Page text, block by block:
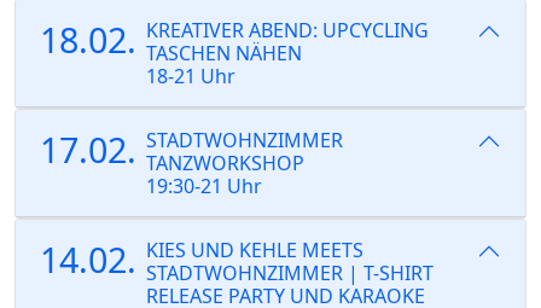
18.02. KREATIVER ABEND: UPCYCLING
TASCHEN NÄHEN
18-21 Uhr
17.02. STADTWOHNZIMMER
TANZWORKSHOP
19:30-21 Uhr
14.02. KIES UND KEHLE MEETS
STADTWOHNZIMMER | T-SHIRT
RELEASE PARTY UND KARAOKE